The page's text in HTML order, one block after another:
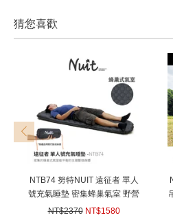
猜您喜歡
NTB74 努特NUIT 遠征者 單人
號充氣睡墊 密集蜂巢氣室 野營
登山露營環島 輕量蛋槽空氣墊
NT$2370 NT$1580
prev